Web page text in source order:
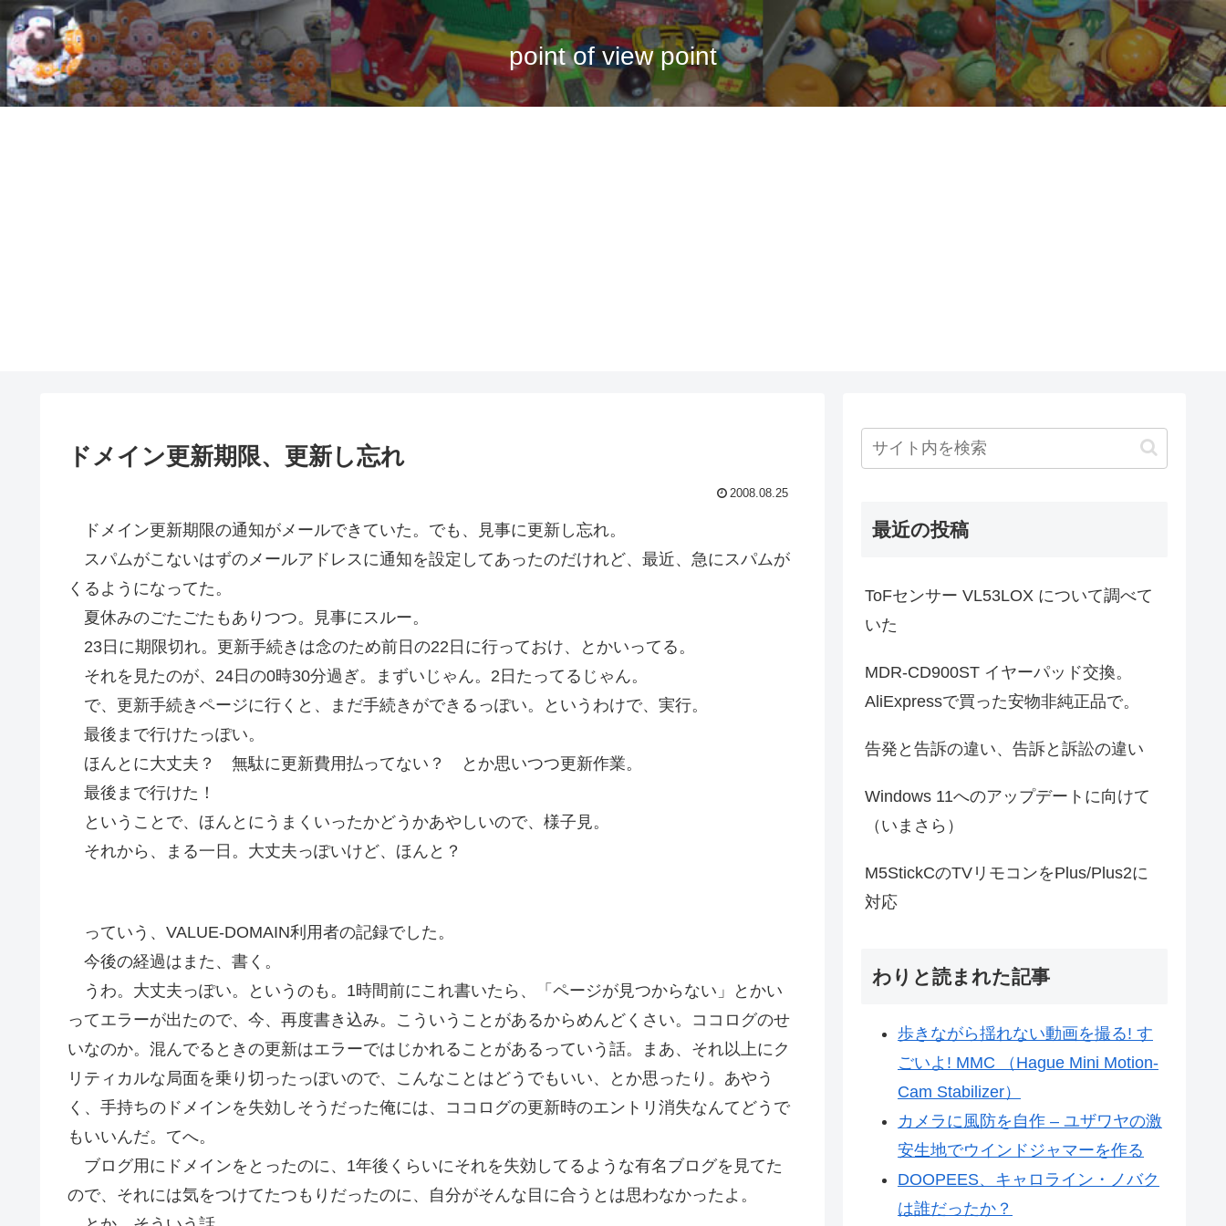
point of view point
ドメイン更新期限、更新し忘れ
2008.08.25
ドメイン更新期限の通知がメールできていた。でも、見事に更新し忘れ。
スパムがこないはずのメールアドレスに通知を設定してあったのだけれど、最近、急にスパムが
くるようになってた。
夏休みのごたごたもありつつ。見事にスルー。
23日に期限切れ。更新手続きは念のため前日の22日に行っておけ、とかいってる。
それを見たのが、24日の0時30分過ぎ。まずいじゃん。2日たってるじゃん。
で、更新手続きページに行くと、まだ手続きができるっぽい。というわけで、実行。
最後まで行けたっぽい。
ほんとに大丈夫？ 無駄に更新費用払ってない？ とか思いつつ更新作業。
最後まで行けた！
ということで、ほんとにうまくいったかどうかあやしいので、様子見。
それから、まる一日。大丈夫っぽいけど、ほんと？
っていう、VALUE-DOMAIN利用者の記録でした。
今後の経過はまた、書く。
うわ。大丈夫っぽい。というのも。1時間前にこれ書いたら、「ページが見つからない」とかい
ってエラーが出たので、今、再度書き込み。こういうことがあるからめんどくさい。ココログのせ
いなのか。混んでるときの更新はエラーではじかれることがあるっていう話。まあ、それ以上にク
リティカルな局面を乗り切ったっぽいので、こんなことはどうでもいい、とか思ったり。あやう
く、手持ちのドメインを失効しそうだった俺には、ココログの更新時のエントリ消失なんてどうで
もいいんだ。てへ。
ブログ用にドメインをとったのに、1年後くらいにそれを失効してるような有名ブログを見てた
ので、それには気をつけてたつもりだったのに、自分がそんな目に合うとは思わなかったよ。
最近の投稿
ToFセンサー VL53LOX について調べて
いた
MDR-CD900ST イヤーパッド交換。
AliExpressで買った安物非純正品で。
告発と告訴の違い、告訴と訴訟の違い
Windows 11へのアップデートに向けて
（いまさら）
M5StickCのTVリモコンをPlus/Plus2に
対応
わりと読まれた記事
歩きながら揺れない動画を撮る! す
ごいよ! MMC （Hague Mini Motion-
Cam Stabilizer）
カメラに風防を自作 – ユザワヤの激
安生地でウインドジャマーを作る
DOOPEES、キャロライン・ノバク
は誰だったか？